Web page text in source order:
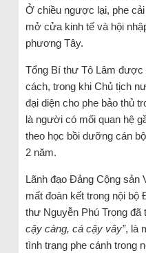
Ở chiều ngược lại, phe
mở cửa kinh tế và hội
phương Tây.
Tổng Bí thư Tô Lâm được
cách, trong khi Chủ tịch
đại diện cho phe bảo thủ
là người có mối quan hệ
theo học bồi dưỡng cán
2 năm.
Lãnh đạo Đảng Cộng sản
mất đoàn kết trong nội
thư Nguyễn Phú Trọng
cậy càng, cá cậy vây”, là
tình trạng phe cánh trong